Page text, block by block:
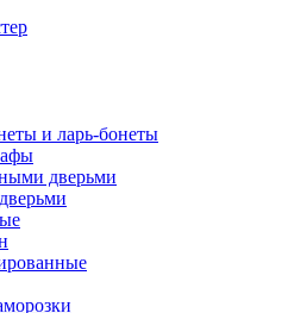
и ларь-бонеты
дверьми